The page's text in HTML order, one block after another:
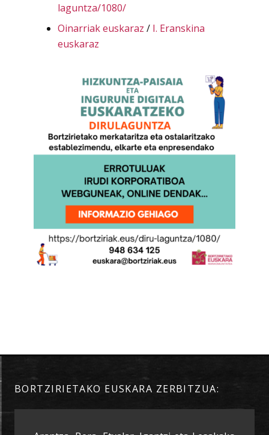
laguntza/1080/
Oinarriak euskaraz / I. Eranskina
euskaraz
BORTZIRIETAKO EUSKARA ZERBITZUA: